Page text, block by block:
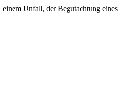
Unfall, der Begutachtung eines